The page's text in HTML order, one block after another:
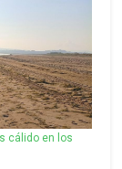
cálido en los